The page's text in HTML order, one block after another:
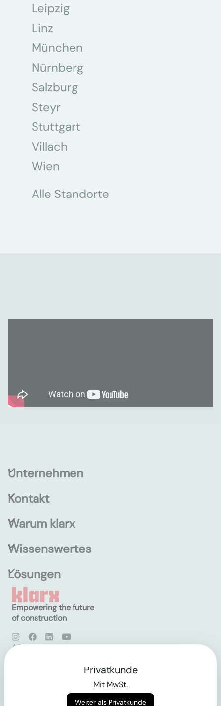
Leipzig
Linz
München
Nürnberg
Salzburg
Steyr
Stuttgart
Villach
Wien
Alle Standorte
Unternehmen
Kontakt
Warum klarx
Wissenswertes
Lösungen
Empowering the future
of construction
AGB
Privatkunde
Mit MwSt.
Weiter als Privatkunde